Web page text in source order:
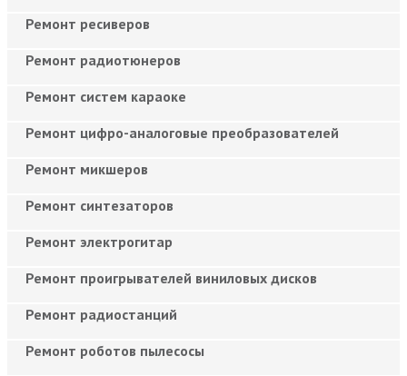
Ремонт ресиверов
Ремонт радиотюнеров
Ремонт систем караоке
Ремонт цифро-аналоговые преобразователей
Ремонт микшеров
Ремонт синтезаторов
Ремонт электрогитар
Ремонт проигрывателей виниловых дисков
Ремонт радиостанций
Ремонт роботов пылесосы